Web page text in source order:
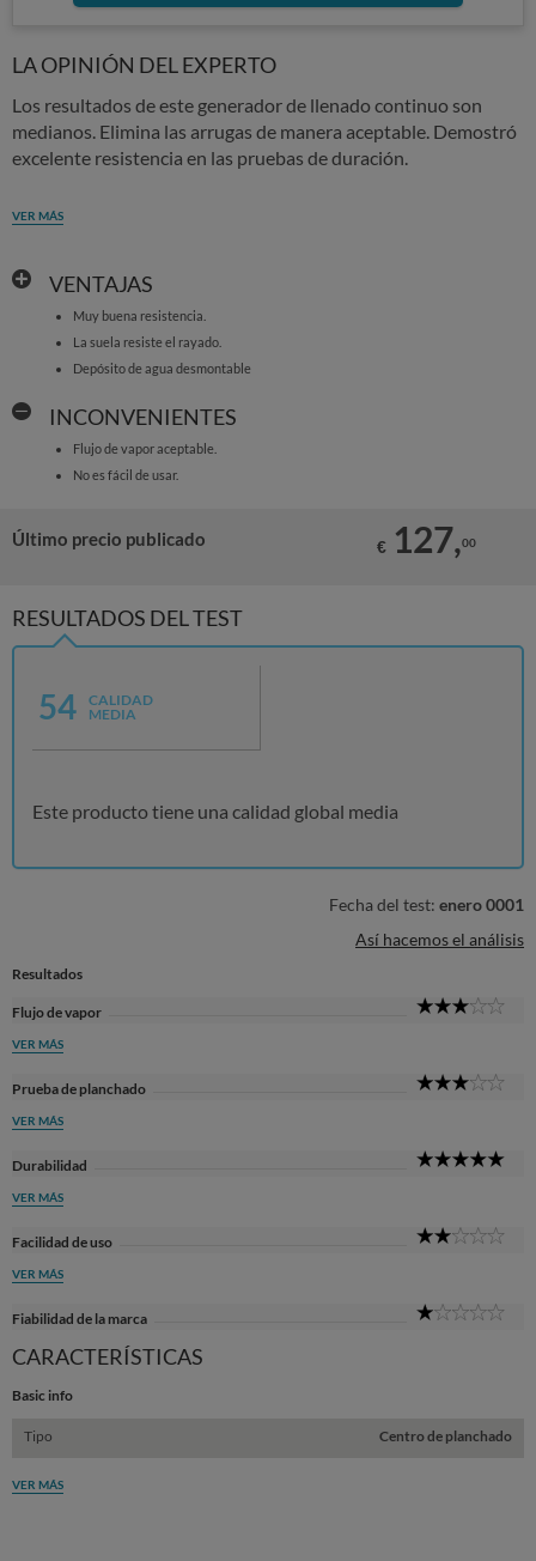
LA OPINIÓN DEL EXPERTO
Los resultados de este generador de llenado continuo son
medianos. Elimina las arrugas de manera aceptable. Demostró
excelente resistencia en las pruebas de duración.
VER MÁS
VENTAJAS
Muy buena resistencia.
La suela resiste el rayado.
Depósito de agua desmontable
INCONVENIENTES
Flujo de vapor aceptable.
No es fácil de usar.
Último precio publicado € 127,00
RESULTADOS DEL TEST
54
CALIDAD
MEDIA
Este producto tiene una calidad global media
Fecha del test: enero 0001
Así hacemos el análisis
Resultados
Flujo de vapor
VER MÁS
Prueba de planchado
VER MÁS
Durabilidad
VER MÁS
Facilidad de uso
VER MÁS
Fiabilidad de la marca
CARACTERÍSTICAS
Basic info
Tipo Centro de planchado
VER MÁS